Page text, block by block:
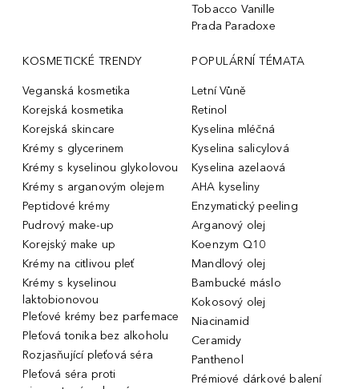
Tobacco Vanille
Prada Paradoxe
KOSMETICKÉ TRENDY
Veganská kosmetika
Korejská kosmetika
Korejská skincare
Krémy s glycerinem
Krémy s kyselinou glykolovou
Krémy s arganovým olejem
Peptidové krémy
Pudrový make-up
Korejský make up
Krémy na citlivou pleť
Krémy s kyselinou
laktobionovou
Pleťové krémy bez parfemace
Pleťová tonika bez alkoholu
Rozjasňující pleťová séra
Pleťová séra proti
POPULÁRNÍ TÉMATA
Letní Vůně
Retinol
Kyselina mléčná
Kyselina salicylová
Kyselina azelaová
AHA kyseliny
Enzymatický peeling
Arganový olej
Koenzym Q10
Mandlový olej
Bambucké máslo
Kokosový olej
Niacinamid
Ceramidy
Panthenol
Prémiové dárkové balení